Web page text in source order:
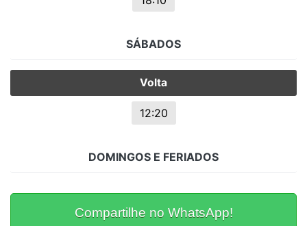
SÁBADOS
Volta
12:20
DOMINGOS E FERIADOS
Compartilhe no WhatsApp!